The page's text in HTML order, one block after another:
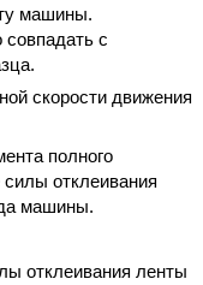
машины.
с
скорости движения
полного
отклеивания
машины.
отклеивания ленты